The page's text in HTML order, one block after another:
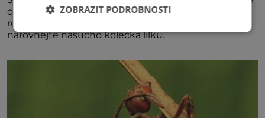
oregana 100 ml olivového oleje sůl Postup Na mírně
rozpálený gril nebo do grilovací hliníkové misky
narovnejte nasucho kolečka lilku.
ZOBRAZIT PODROBNOSTI